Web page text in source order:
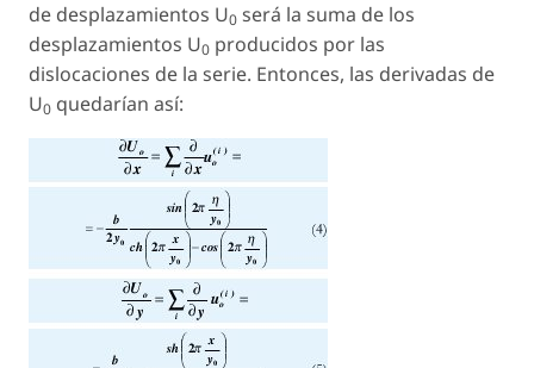
de desplazamientos U0 será la suma de los
desplazamientos U0 producidos por las
dislocaciones de la serie. Entonces, las derivadas de
U0 quedarían así: